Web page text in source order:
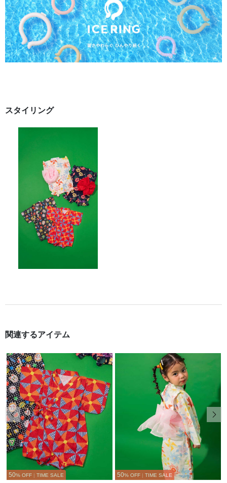
スタイリング
関連するアイテム
50% OFF TIME SALE 50% OFF TIME SALE
前の画像